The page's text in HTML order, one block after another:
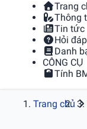
Trang
Thông
Tin tức
Hỏi đáp
Danh
CÔNG CỤ
Tính
Trang chủ